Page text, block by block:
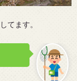
てます。